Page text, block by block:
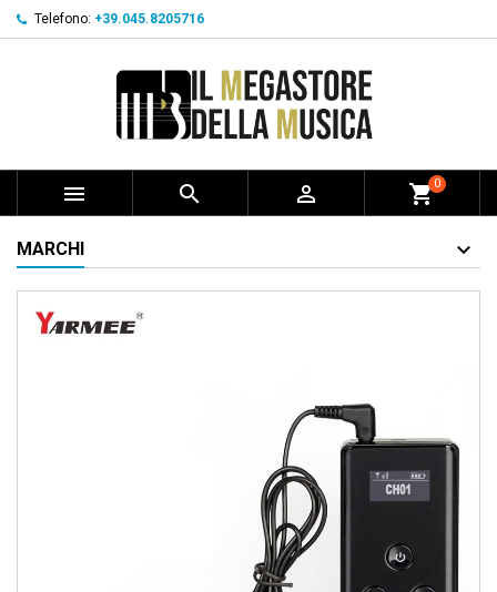
Telefono: +39.045.8205716
   shopping_cart0
MARCHI